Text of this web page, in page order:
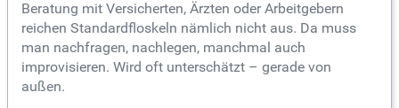
Beratung mit Versicherten, Ärzten oder Arbeitgebern
reichen Standardfloskeln nämlich nicht aus. Da muss
man nachfragen, nachlegen, manchmal auch
improvisieren. Wird oft unterschätzt – gerade von
außen.